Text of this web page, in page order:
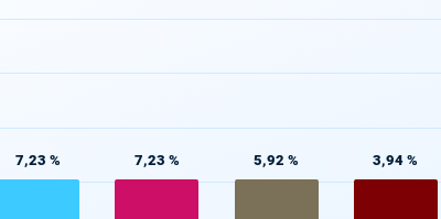
7,23 % 7,23 % 5,92 % 3,94 %